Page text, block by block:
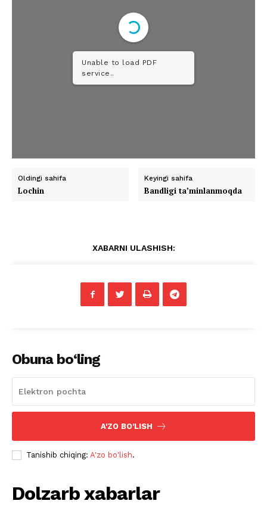
Unable to load PDF
service..
Oldingi sahifa
Lochin
Keyingi sahifa
Bandligi ta’minlanmoqda
XABARNI ULASHISH:
Obuna bo‘ling
A'ZO BO'LISH
Tanishib chiqing: A'zo bo'lish.
Dolzarb xabarlar